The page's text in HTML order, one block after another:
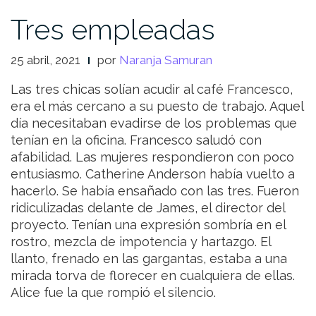
Tres empleadas
25 abril, 2021 por Naranja Samuran
Las tres chicas solían acudir al café Francesco,
era el más cercano a su puesto de trabajo. Aquel
día necesitaban evadirse de los problemas que
tenían en la oficina. Francesco saludó con
afabilidad. Las mujeres respondieron con poco
entusiasmo. Catherine Anderson había vuelto a
hacerlo. Se había ensañado con las tres. Fueron
ridiculizadas delante de James, el director del
proyecto. Tenían una expresión sombría en el
rostro, mezcla de impotencia y hartazgo. El
llanto, frenado en las gargantas, estaba a una
mirada torva de florecer en cualquiera de ellas.
Alice fue la que rompió el silencio.